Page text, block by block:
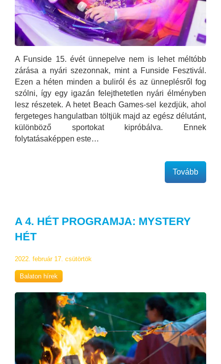
A Funside 15. évét ünnepelve nem is lehet méltóbb
zárása a nyári szezonnak, mint a Funside Fesztivál.
Ezen a héten minden a buliról és az ünneplésről fog
szólni, így egy igazán felejthetetlen nyári élményben
lesz részetek. A hetet Beach Games-sel kezdjük, ahol
fergeteges hangulatban töltjük majd az egész délutánt,
különböző sportokat kipróbálva. Ennek
folytatásaképpen este…
Tovább
A 4. HÉT PROGRAMJA: MYSTERY
HÉT
2022. február 17. csütörtök
Balaton hírek